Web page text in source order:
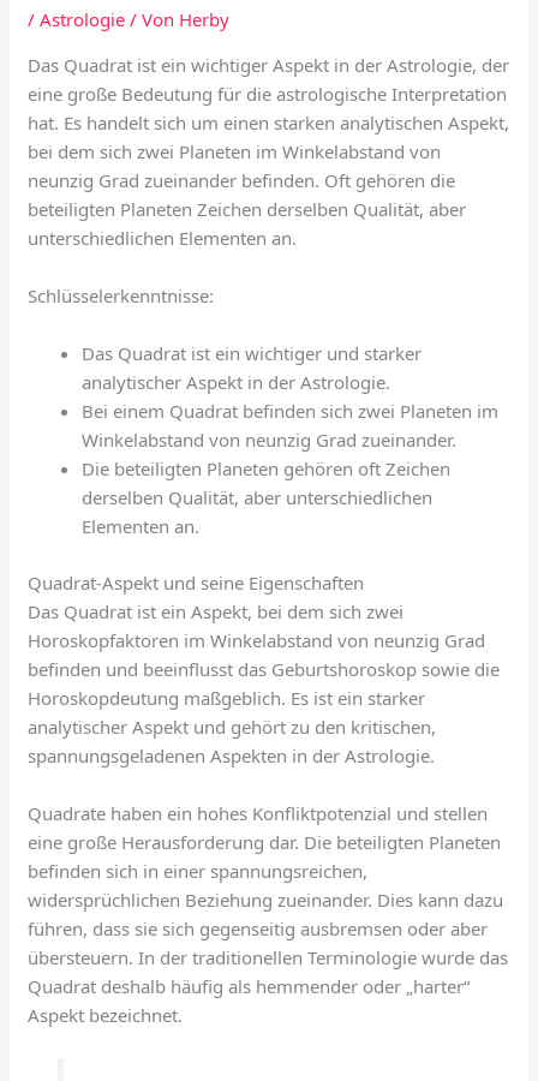
/Astrologie / Von Herby
Das Quadrat ist ein wichtiger Aspekt in der Astrologie, der
eine große Bedeutung für die astrologische Interpretation
hat. Es handelt sich um einen starken analytischen Aspekt,
bei dem sich zwei Planeten im Winkelabstand von
neunzig Grad zueinander befinden. Oft gehören die
beteiligten Planeten Zeichen derselben Qualität, aber
unterschiedlichen Elementen an.
Schlüsselerkenntnisse:
Das Quadrat ist ein wichtiger und starker
analytischer Aspekt in der Astrologie.
Bei einem Quadrat befinden sich zwei Planeten im
Winkelabstand von neunzig Grad zueinander.
Die beteiligten Planeten gehören oft Zeichen
derselben Qualität, aber unterschiedlichen
Elementen an.
Quadrat-Aspekt und seine Eigenschaften
Das Quadrat ist ein Aspekt, bei dem sich zwei
Horoskopfaktoren im Winkelabstand von neunzig Grad
befinden und beeinflusst das Geburtshoroskop sowie die
Horoskopdeutung maßgeblich. Es ist ein starker
analytischer Aspekt und gehört zu den kritischen,
spannungsgeladenen Aspekten in der Astrologie.
Quadrate haben ein hohes Konfliktpotenzial und stellen
eine große Herausforderung dar. Die beteiligten Planeten
befinden sich in einer spannungsreichen,
widersprüchlichen Beziehung zueinander. Dies kann dazu
führen, dass sie sich gegenseitig ausbremsen oder aber
übersteuern. In der traditionellen Terminologie wurde das
Quadrat deshalb häufig als hemmender oder „harter“
Aspekt bezeichnet.